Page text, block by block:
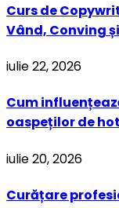
Curs de
Vând, Conving
iulie 22, 2026
Cum
oaspeților de
iulie 20, 2026
Curățare